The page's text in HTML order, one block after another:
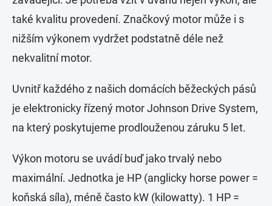
také kvalitu provedení. Značkový motor může i s
nižším výkonem vydržet podstatně déle než
nekvalitní motor.
Uvnitř každého z našich domácích běžeckých pásů
je elektronicky řízený motor Johnson Drive System,
na který poskytujeme prodlouženou záruku 5 let.
Výkon motoru se uvádí buď jako trvalý nebo
maximální. Jednotka je HP (anglicky horse power =
koňská síla), méně často kW (kilowatty). 1 HP =